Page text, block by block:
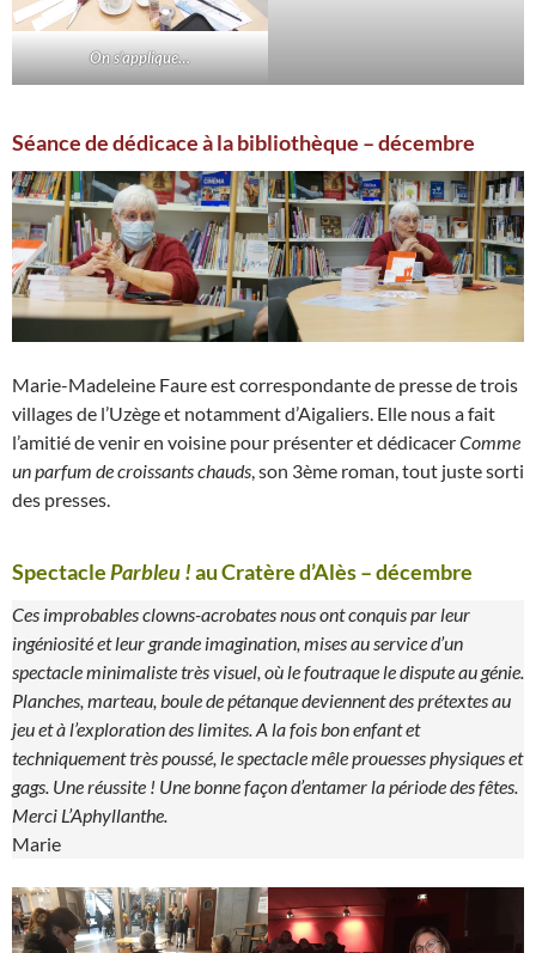
On s’applique…
Séance de dédicace à la bibliothèque – décembre
Marie-Madeleine Faure est correspondante de presse de trois
villages de l’Uzège et notamment d’Aigaliers. Elle nous a fait
l’amitié de venir en voisine pour présenter et dédicacerComme
un parfum de croissants chauds, son 3ème roman, tout juste sorti
des presses.
SpectacleParbleu !au Cratère d’Alès – décembre
Ces improbables clowns-acrobates nous ont conquis par leur
ingéniosité et leur grande imagination, mises au service d’un
spectacle minimaliste très visuel, où le foutraque le dispute au génie.
Planches, marteau, boule de pétanque deviennent des prétextes au
jeu et à l’exploration des limites. A la fois bon enfant et
techniquement très poussé, le spectacle mêle prouesses physiques et
gags. Une réussite ! Une bonne façon d’entamer la période des fêtes.
Merci L’Aphyllanthe.
Marie